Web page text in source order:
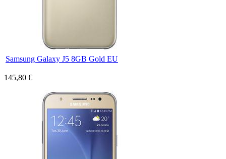
Samsung Galaxy J5 8GB Gold EU
145,80 €